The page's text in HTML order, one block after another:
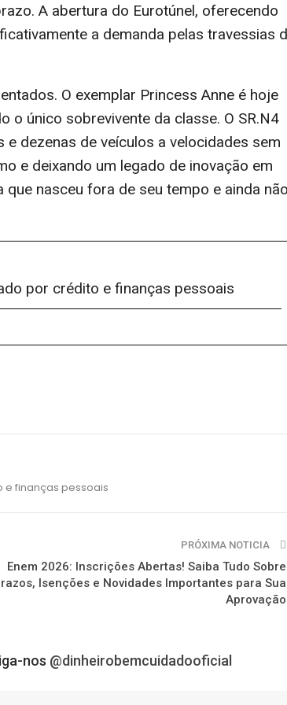
A abertura do Eurotúnel, oferecendo
a demanda pelas travessias
O exemplar Princess Anne é hoje
o único sobrevivente da classe. O SR.N4
dezenas de veículos a velocidades sem
e deixando um legado de inovação em
que nasceu fora de seu tempo e ainda
por crédito e finanças pessoais
e finanças pessoais
PRÓXIMA NOTICIA
Enem 2026: Inscrições Abertas! Saiba Tudo Sobre
Isenções e Novidades Importantes para Sua
Aprovação
nos @dinheirobemcuidadooficial